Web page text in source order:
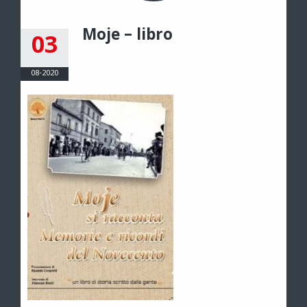
03
08-2020
Moje – libro